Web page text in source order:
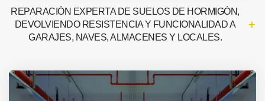
REPARACIÓN EXPERTA DE SUELOS DE HORMIGÓN,
DEVOLVIENDO RESISTENCIA Y FUNCIONALIDAD A
GARAJES, NAVES, ALMACENES Y LOCALES.